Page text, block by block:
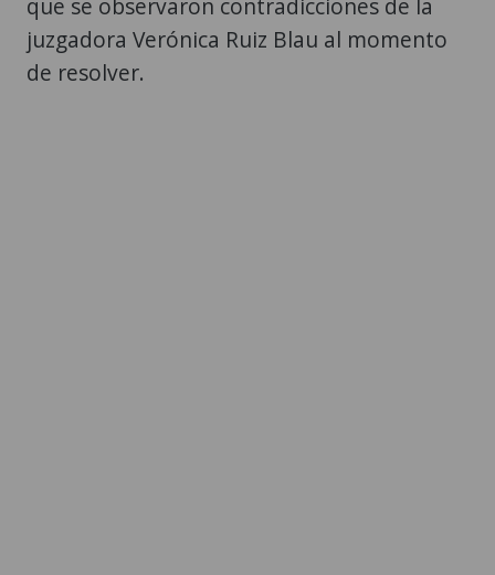
que se observaron contradicciones de la
juzgadora Verónica Ruiz Blau al momento
de resolver.